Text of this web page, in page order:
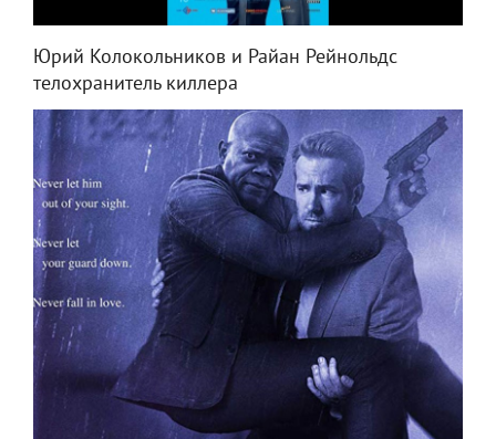
Юрий Колокольников и Райан Рейнольдс
телохранитель киллера